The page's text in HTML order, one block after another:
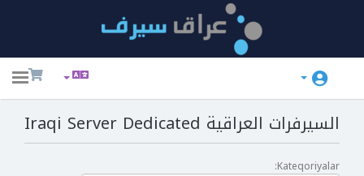
السيرفرات العراقية Iraqi Server Dedicated
Kateqoriyalar: